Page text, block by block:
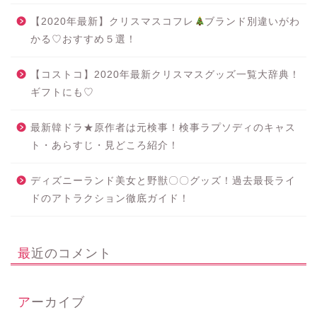
【2020年最新】クリスマスコフレ
ブランド別違いがわ
かる♡おすすめ５選！
【コストコ】2020年最新クリスマスグッズ一覧大辞典！
ギフトにも♡
最新韓ドラ★原作者は元検事！検事ラプソディのキャス
ト・あらすじ・見どころ紹介！
ディズニーランド美女と野獣〇〇グッズ！過去最長ライ
ドのアトラクション徹底ガイド！
最近のコメント
アーカイブ